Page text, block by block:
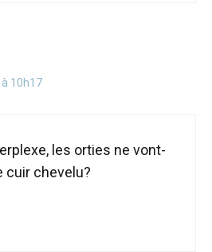
10h17
les orties ne vont-
cuir chevelu?